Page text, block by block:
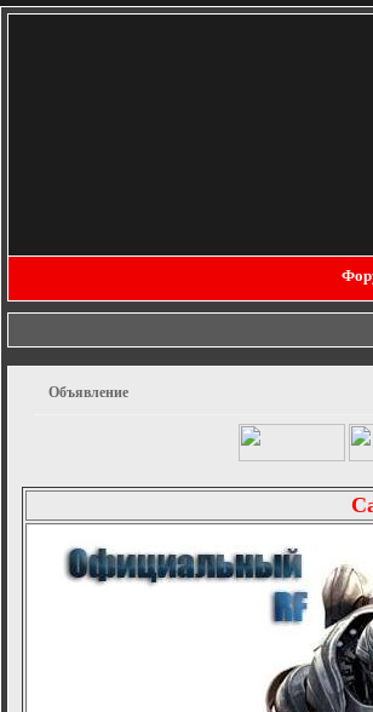
Объявление